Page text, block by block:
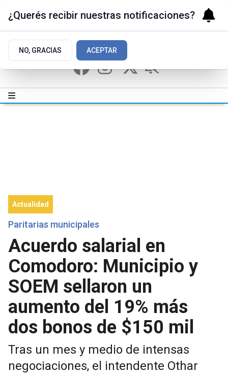
Actualidad
Paritarias municipales
Acuerdo salarial en
Comodoro: Municipio y
SOEM sellaron un
aumento del 19% más
dos bonos de $150 mil
Tras un mes y medio de intensas
negociaciones, el intendente Othar
¿Querés recibir nuestras notificaciones?
NO, GRACIAS ACEPTAR